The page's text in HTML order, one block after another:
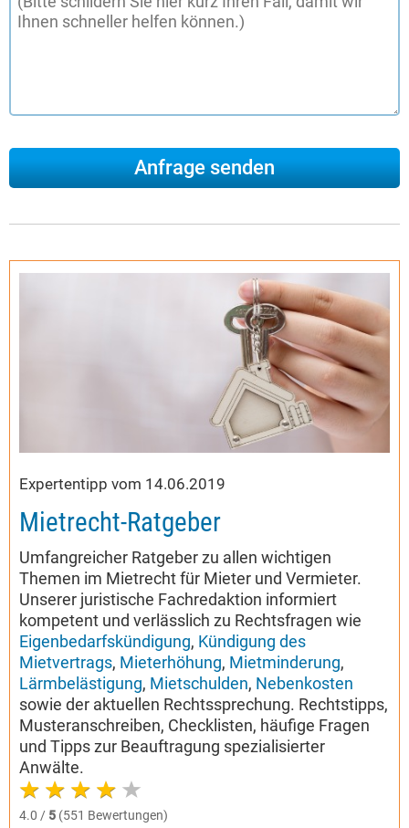
Expertentipp vom 14.06.2019
Mietrecht-Ratgeber
Umfangreicher Ratgeber zu allen wichtigen
Themen im Mietrecht für Mieter und Vermieter.
Unserer juristische Fachredaktion informiert
kompetent und verlässlich zu Rechtsfragen wie
Eigenbedarfskündigung, Kündigung des
Mietvertrags, Mieterhöhung, Mietminderung,
Lärmbelästigung, Mietschulden, Nebenkosten
sowie der aktuellen Rechtssprechung. Rechtstipps,
Musteranschreiben, Checklisten, häufige Fragen
und Tipps zur Beauftragung spezialisierter
Anwälte.
4.0 / 5 (551 Bewertungen)